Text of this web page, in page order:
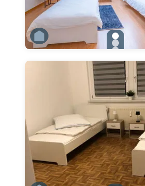
Zu Slide
Zu Slide
Zu Slide
Zu Slide
Zu Slide